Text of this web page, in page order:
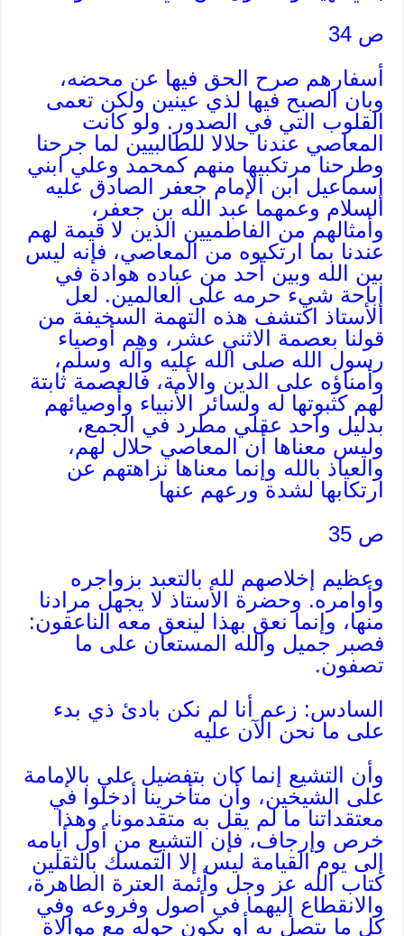
ص 34
أسفارهم صرح الحق فيها عن محضه،
وبان الصبح فيها لذي عينين ولكن تعمى
القلوب التي في الصدور. ولو كانت
المعاصي عندنا حلالا للطالبيين لما جرحنا
وطرحنا مرتكبيها منهم كمحمد وعلي ابني
إسماعيل ابن الإمام جعفر الصادق عليه
السلام وعمهما عبد الله بن جعفر،
وأمثالهم من الفاطميين الذين لا قيمة لهم
عندنا بما ارتكبوه من المعاصي، فإنه ليس
بين الله وبين أحد من عباده هوادة في
إباحة شيء حرمه على العالمين. لعل
الأستاذ اكتشف هذه التهمة السخيفة من
قولنا بعصمة الاثني عشر، وهم أوصياء
رسول الله صلى الله عليه وآله وسلم،
وأمناؤه على الدين والأمة، فالعصمة ثابتة
لهم كثبوتها له ولسائر الأنبياء وأوصيائهم
بدليل واحد عقلي مطرد في الجمع،
وليس معناها أن المعاصي حلال لهم،
والعياذ بالله وإنما معناها نزاهتهم عن
ارتكابها لشدة ورعهم عنها
ص 35
وعظيم إخلاصهم لله بالتعبد بزواجره
وأوامره. وحضرة الأستاذ لا يجهل مرادنا
منها، وإنما نعق بهذا لينعق معه الناعقون:
فصبر جميل والله المستعان على ما
تصفون.
السادس: زعم أنا لم نكن بادئ ذي بدء
على ما نحن الآن عليه
وأن التشيع إنما كان بتفضيل علي بالإمامة
على الشيخين، وأن متأخرينا أدخلوا في
معتقداتنا ما لم يقل به متقدمونا. وهذا
خرص وإرجاف، فإن التشيع من أول أيامه
إلى يوم القيامة ليس إلا التمسك بالثقلين
كتاب الله عز وجل وأئمة العترة الطاهرة،
والانقطاع إليهما في أصول وفروعه وفي
كل ما يتصل به أو يكون حوله مع موالاة